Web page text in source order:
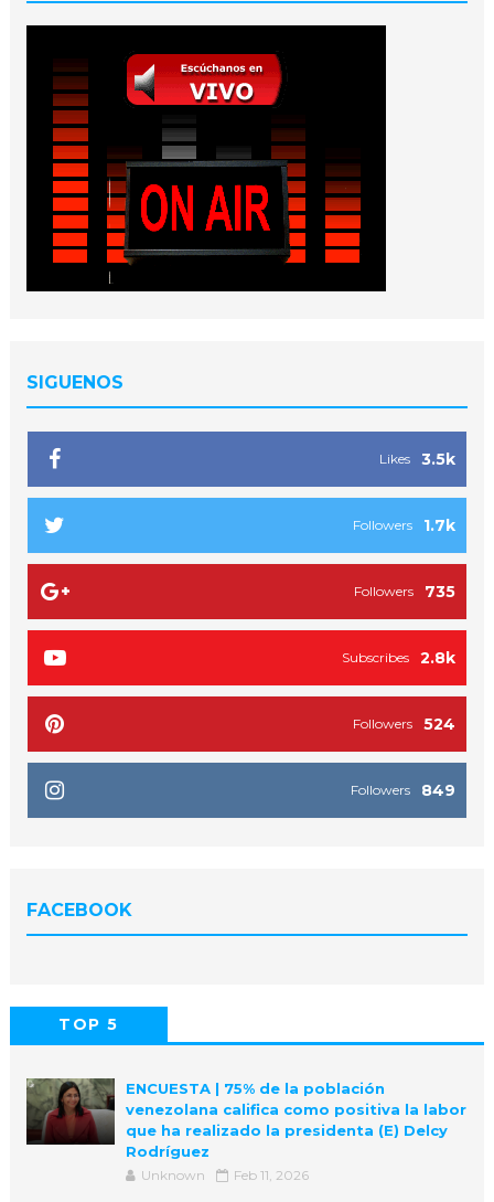
SIGUENOS
3.5k
Likes
1.7k
Followers
735
Followers
2.8k
Subscribes
524
Followers
849
Followers
FACEBOOK
TOP 5
ENCUESTA | 75% de la población
venezolana califica como positiva la labor
que ha realizado la presidenta (E) Delcy
Rodríguez
Unknown Feb 11, 2026